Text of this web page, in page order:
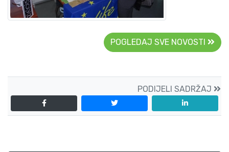
POGLEDAJ SVE NOVOSTI
PODIJELI SADRŽAJ